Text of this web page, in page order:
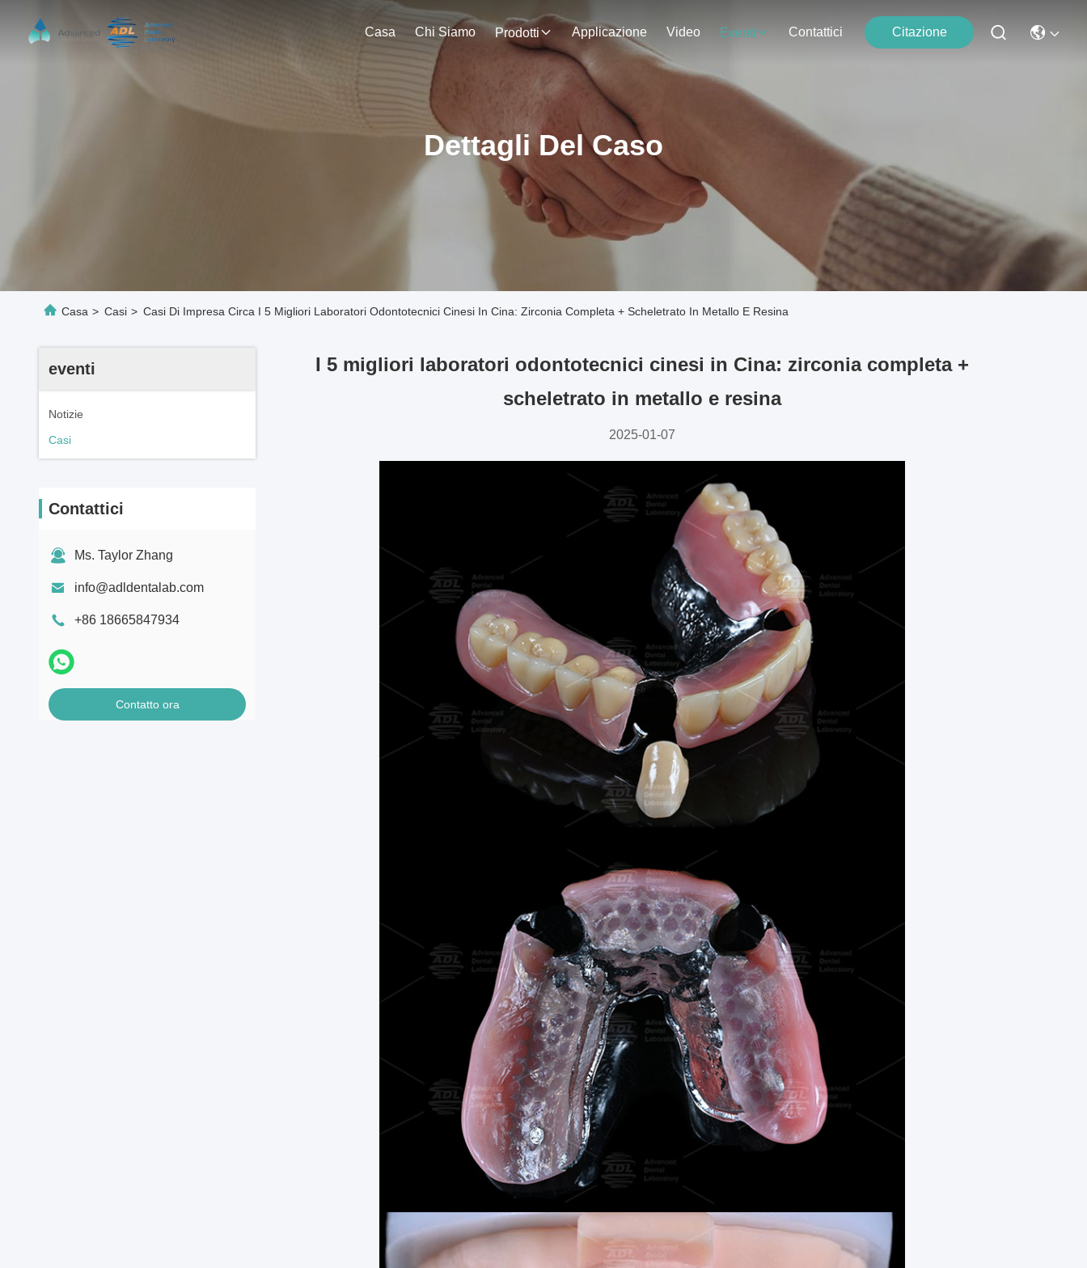
Casa Chi Siamo Prodotti Applicazione Video Eventi Contattici Citazione
Dettagli Del Caso
Casa > Casi > Casi Di Impresa Circa I 5 Migliori Laboratori Odontotecnici Cinesi In Cina: Zirconia Completa + Scheletrato In Metallo E Resina
eventi
Notizie
Casi
Contattici
Ms. Taylor Zhang
info@adldentalab.com
+86 18665847934
Contatto ora
I 5 migliori laboratori odontotecnici cinesi in Cina: zirconia completa +
scheletrato in metallo e resina
2025-01-07